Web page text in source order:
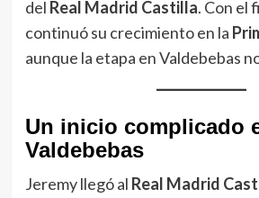
del Real Madrid Castilla. Con el
continuó su crecimiento en la
aunque la etapa en Valdebebas
Un inicio complicado
Valdebebas
Jeremy llegó al Real Madrid